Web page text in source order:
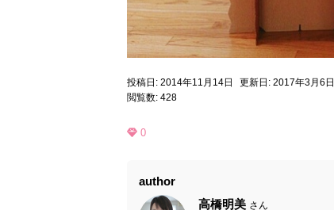
投稿日: 2014年11月14日
更新日: 2017年3月6日
閲覧数: 428
0
author
高橋明美 さん